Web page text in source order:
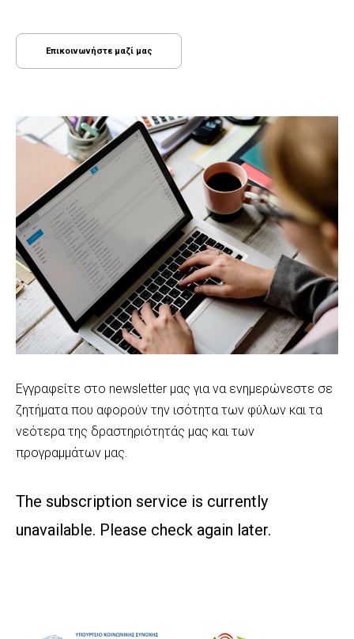
Επικοινωνήστε μαζί μας
Εγγραφείτε στο newsletter μας για να ενημερώνεστε σε
ζητήματα που αφορούν την ισότητα των φύλων και τα
νεότερα της δραστηριότητάς μας και των
προγραμμάτων μας.
The subscription service is currently
unavailable. Please check again later.